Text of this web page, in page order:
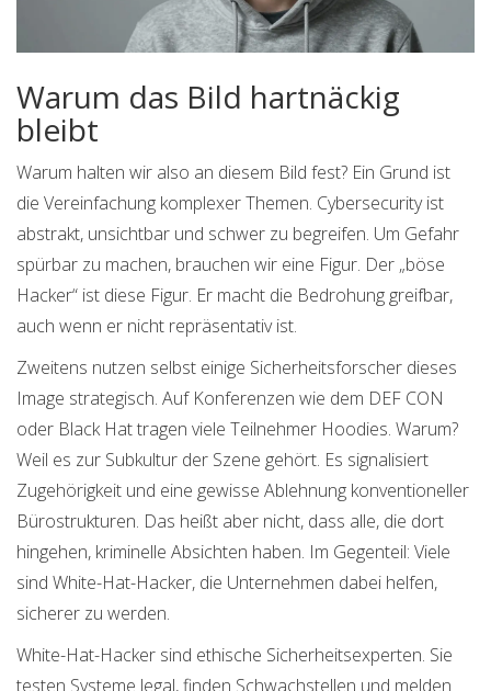
Warum das Bild hartnäckig
bleibt
Warum halten wir also an diesem Bild fest? Ein Grund ist
die Vereinfachung komplexer Themen. Cybersecurity ist
abstrakt, unsichtbar und schwer zu begreifen. Um Gefahr
spürbar zu machen, brauchen wir eine Figur. Der „böse
Hacker“ ist diese Figur. Er macht die Bedrohung greifbar,
auch wenn er nicht repräsentativ ist.
Zweitens nutzen selbst einige Sicherheitsforscher dieses
Image strategisch. Auf Konferenzen wie dem DEF CON
oder Black Hat tragen viele Teilnehmer Hoodies. Warum?
Weil es zur Subkultur der Szene gehört. Es signalisiert
Zugehörigkeit und eine gewisse Ablehnung konventioneller
Bürostrukturen. Das heißt aber nicht, dass alle, die dort
hingehen, kriminelle Absichten haben. Im Gegenteil: Viele
sind White-Hat-Hacker, die Unternehmen dabei helfen,
sicherer zu werden.
White-Hat-Hacker sind ethische Sicherheitsexperten. Sie
testen Systeme legal, finden Schwachstellen und melden